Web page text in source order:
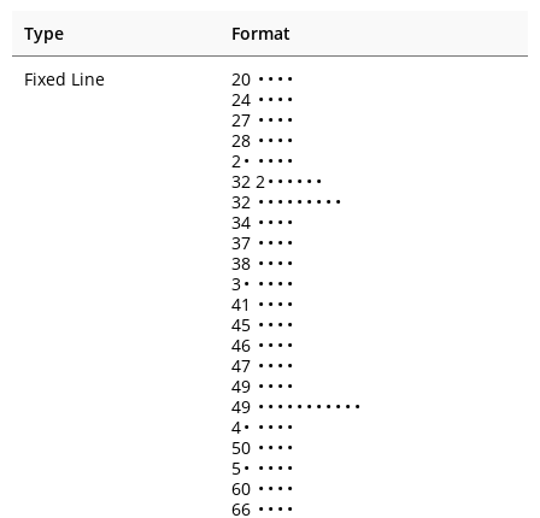
Type
Format
Fixed Line
20 • • • •
24 • • • •
27 • • • •
28 • • • •
2• • • • •
32 2• • • • • •
32 • • • • • • • • •
34 • • • •
37 • • • •
38 • • • •
3• • • • •
41 • • • •
45 • • • •
46 • • • •
47 • • • •
49 • • • •
49 • • • • • • • • • • •
4• • • • •
50 • • • •
5• • • • •
60 • • • •
66 • • • •